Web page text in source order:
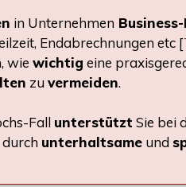
in Unter­neh­men
End­ab­rech­nun­gen etc [
wie wich­tig eine
zu ver­mei­den.
Fall unter­stützt Sie bei
unter­halt­sa­me und